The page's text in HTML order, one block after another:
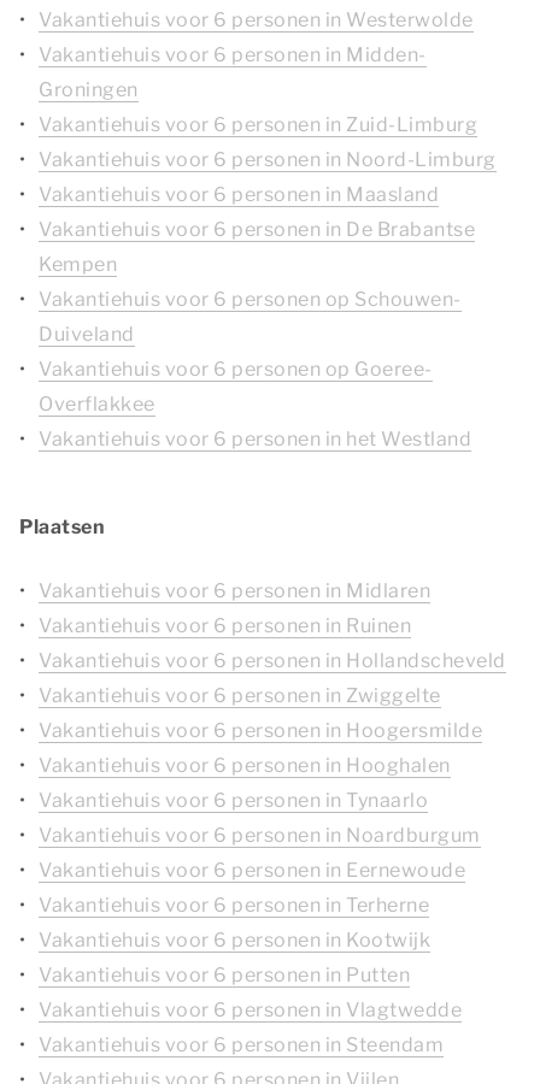
Vakantiehuis voor 6 personen in Westerwolde
Vakantiehuis voor 6 personen in Midden-
Groningen
Vakantiehuis voor 6 personen in Zuid-Limburg
Vakantiehuis voor 6 personen in Noord-Limburg
Vakantiehuis voor 6 personen in Maasland
Vakantiehuis voor 6 personen in De Brabantse
Kempen
Vakantiehuis voor 6 personen op Schouwen-
Duiveland
Vakantiehuis voor 6 personen op Goeree-
Overflakkee
Vakantiehuis voor 6 personen in het Westland
Plaatsen
Vakantiehuis voor 6 personen in Midlaren
Vakantiehuis voor 6 personen in Ruinen
Vakantiehuis voor 6 personen in Hollandscheveld
Vakantiehuis voor 6 personen in Zwiggelte
Vakantiehuis voor 6 personen in Hoogersmilde
Vakantiehuis voor 6 personen in Hooghalen
Vakantiehuis voor 6 personen in Tynaarlo
Vakantiehuis voor 6 personen in Noardburgum
Vakantiehuis voor 6 personen in Eernewoude
Vakantiehuis voor 6 personen in Terherne
Vakantiehuis voor 6 personen in Kootwijk
Vakantiehuis voor 6 personen in Putten
Vakantiehuis voor 6 personen in Vlagtwedde
Vakantiehuis voor 6 personen in Steendam